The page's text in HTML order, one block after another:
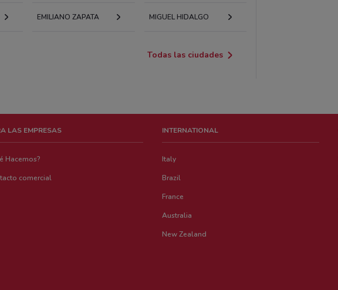
EMILIANO ZAPATA MIGUEL HIDALGO
Todas las ciudades
LAS EMPRESAS
Hacemos?
comercial
INTERNATIONAL
Italy
Brazil
France
Australia
New Zealand